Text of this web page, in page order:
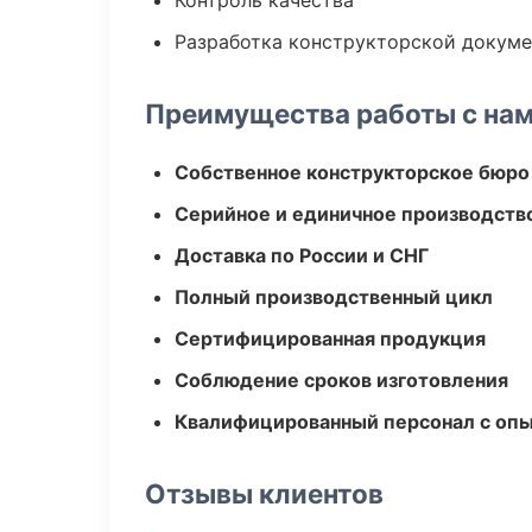
Разработка конструкторской
Преимущества работы с
Собственное конструкторское бюро
Серийное и единичное
Доставка по России и СНГ
Полный производственный цикл
Сертифицированная продукция
Соблюдение сроков изготовления
Квалифицированный персонал с
Отзывы клиентов